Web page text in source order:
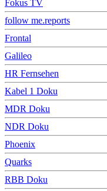
Fokus TV
follow me.reports
Frontal
Galileo
HR Fernsehen
Kabel 1 Doku
MDR Doku
NDR Doku
Phoenix
Quarks
RBB Doku